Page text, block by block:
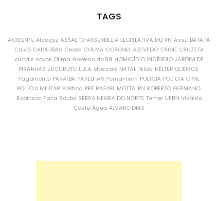
TAGS
ACIDENTE Alcaçuz ASSALTO ASSEMBLEIA LEGISLATIVA DO RN Assu BATATA
Caicó CARAÚBAS Ceará CHUVA CORONEL AZEVEDO CRIME CRUZETA
currais novos Dilma Governo do RN HOMICÍDIO INCÊNDIO JARDIM DE
PIRANHAS JUCURUTU LULA Mossoró NATAL Nilda NÉLTER QUEIROZ
Pagamento PARAÍBA PARELHAS Parnamirim POLÍCIA POLÍCIA CIVIL
POLÍCIA MILITAR Política PRF RAFAEL MOTTA RN ROBERTO GERMANO
Robinson Faria Roubo SERRA NEGRA DO NORTE Temer UFRN Vivaldo
Costa Água ÁLVARO DIAS